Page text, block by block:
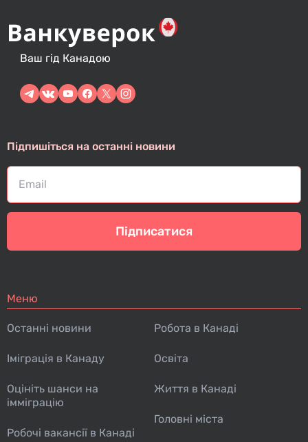
Ваш гід Канадою
Підпишіться на останні новини
Підписатися
Меню
Останні новини
Іміграція в Канаду
Оцініть шанси на
імміграцію
Робочі вакансії в Канаді
Робота в Канаді
Освіта
Життя в Канаді
Головні міста